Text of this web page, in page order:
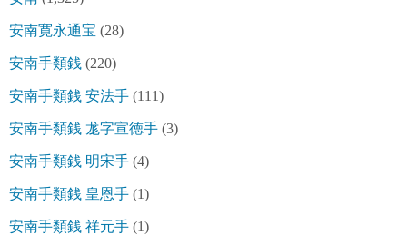
安南寛永通宝 (28)
安南手類銭 (220)
安南手類銭 安法手 (111)
安南手類銭 尨字宣徳手 (3)
安南手類銭 明宋手 (4)
安南手類銭 皇恩手 (1)
安南手類銭 祥元手 (1)